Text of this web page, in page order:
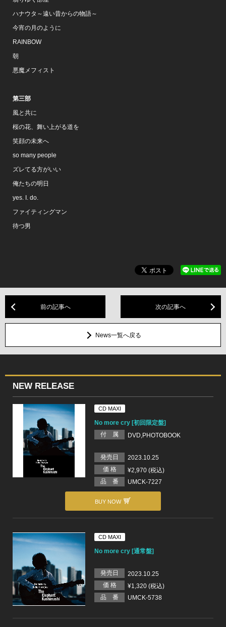
ハナウタ～遠い昔からの物語～
今宵の月のように
RAINBOW
朝
悪魔メフィスト
第三部
風と共に
桜の花、舞い上がる道を
笑顔の未来へ
so many people
ズレてる方がいい
俺たちの明日
yes. I. do.
ファイティングマン
待つ男
前の記事へ 次の記事へ
News一覧へ戻る
NEW RELEASE
CD MAXI
No more cry [初回限定盤]
付 属
DVD,PHOTOBOOK
発売日
2023.10.25
価 格
¥2,970 (税込)
品 番
UMCK-7227
BUY NOW
CD MAXI
No more cry [通常盤]
発売日
2023.10.25
価 格
¥1,320 (税込)
品 番
UMCK-5738